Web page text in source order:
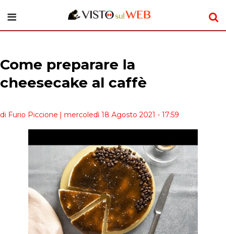
Come preparare la
cheesecake al caffè
di Furio Piccione | mercoledì 18 Agosto 2021 - 17:59